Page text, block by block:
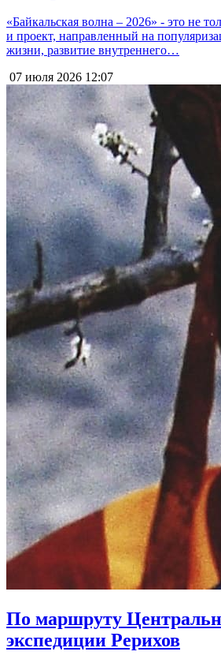
«Байкальская волна – 2026» - это не
и проект, направленный на
жизни, развитие внутреннего…
07 июля 2026 12:07
По маршруту
экспедиции Рерихов